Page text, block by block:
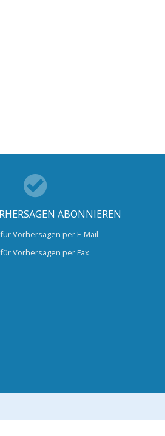
ABONNIEREN
Vorhersagen per E-Mail
Vorhersagen per Fax